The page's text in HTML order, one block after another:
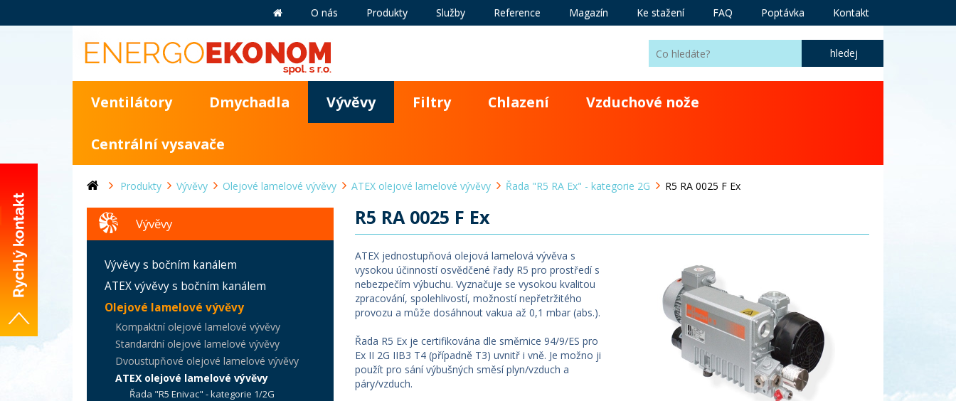
+420 281 981 055
info@energoekonom.cz
Wolkerova 433
CZ-250 82 Úvaly
O nás Produkty Služby Reference Magazín Ke stažení FAQ Poptávka Kontakt
Ventilátory Dmychadla Vývěvy Filtry Chlazení Vzduchové nože
Centrální vysavače
Produkty Vývěvy Olejové lamelové vývěvy ATEX olejové lamelové vývěvy Řada "R5 RA Ex" - kategorie 2G R5 RA 0025 F Ex
R5 RA 0025 F Ex
ATEX jednostupňová olejová lamelová vývěva s
vysokou účinností osvědčené řady R5 pro prostředí s
nebezpečím výbuchu. Vyznačuje se vysokou kvalitou
zpracování, spolehlivostí, možností nepřetržitého
provozu a může dosáhnout vakua až 0,1 mbar (abs.).
Řada R5 Ex je certifikována dle směrnice 94/9/ES pro
Ex II 2G IIB3 T4 (případně T3) uvnitř i vně. Je možno ji
použít pro sání výbušných směsí plyn/vzduch a
páry/vzduch.
Vývěvy
Vývěvy s bočním kanálem
ATEX vývěvy s bočním kanálem
Olejové lamelové vývěvy
Kompaktní olejové lamelové vývěvy
Standardní olejové lamelové vývěvy
Dvoustupňové olejové lamelové vývěvy
ATEX olejové lamelové vývěvy
Řada "R5 Enivac" - kategorie 1/2G